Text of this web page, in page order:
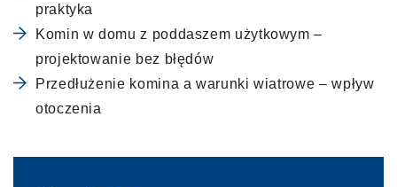
praktyka
Komin w domu z poddaszem użytkowym –
projektowanie bez błędów
Przedłużenie komina a warunki wiatrowe – wpływ
otoczenia